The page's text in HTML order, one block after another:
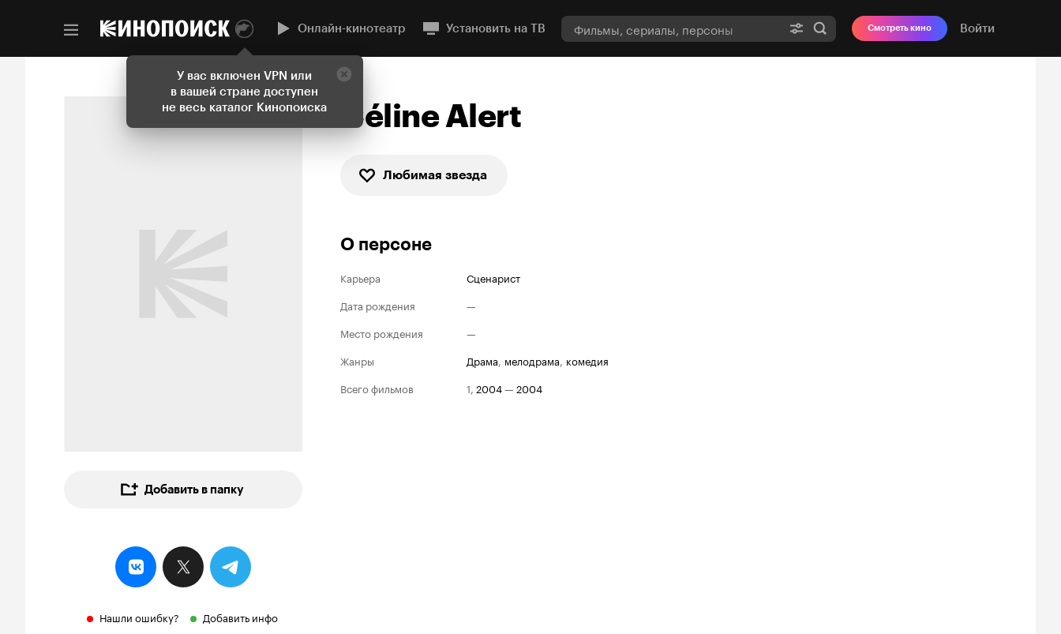
У вас включен VPN или
в вашей стране доступен
не весь каталог Кинопоиска
Онлайн-кинотеатр Установить на ТВ Смотреть кино Войти
Добавить в папку
Нашли ошибку? Добавить инфо
Céline Alert
Любимая звезда
О персоне
Карьера
Сценарист
Дата рождения
—
Место рождения
—
Жанры
драма, мелодрама, комедия
Всего фильмов
1, 2004— 2004